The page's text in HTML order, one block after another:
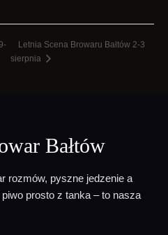
Letnia Scena Browaru Bałtów 2-3
sierpnia
Bałtów
rozmów, pyszne jedzenie a
prosto z tanka – to nasza